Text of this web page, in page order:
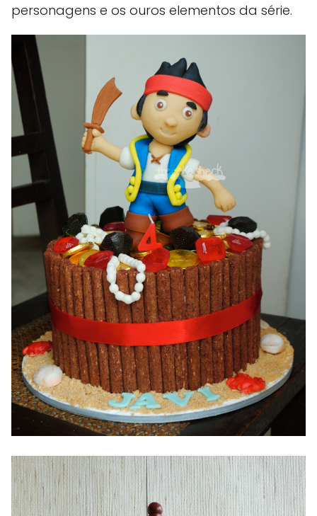
personagens e os ouros elementos da série.